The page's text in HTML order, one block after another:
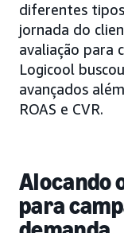
diferentes
jornada do
avaliação para
Logicool
avançados
ROAS e CVR.
Alocando
para